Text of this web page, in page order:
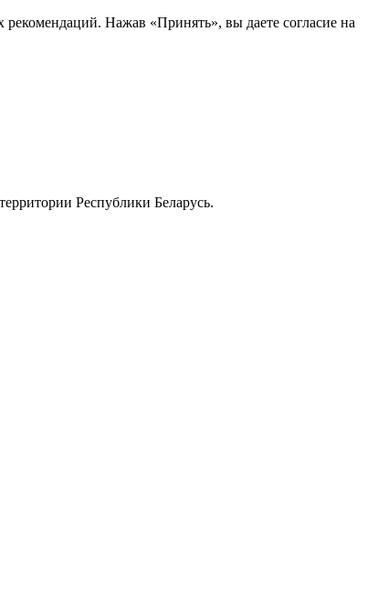
рекомендаций. Нажав «Принять», вы даете согласие на
Республики Беларусь.